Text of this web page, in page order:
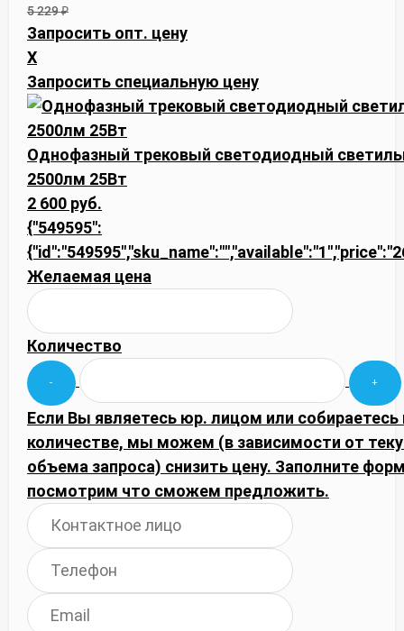
5 229₽
Запросить опт. цену
X
Запросить специальную цену
Однофазный трековый светодиодный
2500лм 25Вт
2 600 руб.
{"549595":
Желаемая цена
Количество
Если Вы являетесь юр. лицом или
количестве, мы можем (в зависимости от
объема запроса) снизить цену. Заполните
посмотрим что сможем предложить.